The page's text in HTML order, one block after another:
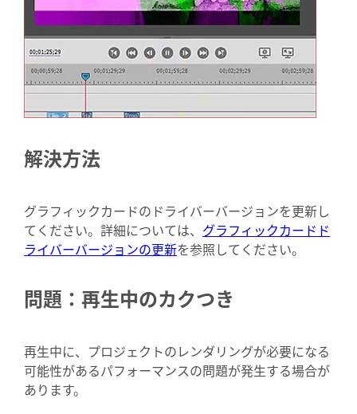
解決方法
グラフィックカードのドライバーバージョンを更新し
てください。詳細については、 グラフィックカードド
ライバーバージョンの更新を参照してください。
問題：再生中のカクつき
再生中に、プロジェクトのレンダリングが必要になる
可能性があるパフォーマンスの問題が発生する場合が
あります。